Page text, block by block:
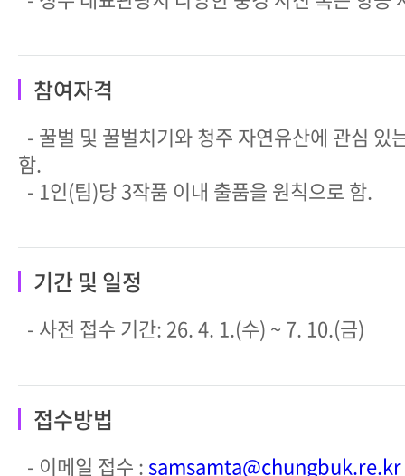
참여자격
- 꿀벌 및 꿀벌치기와 청주 자연유산에 관심 있
함.
- 1인(팀)당 3작품 이내 출품을 원칙으로 함.
기간 및 일정
- 사전 접수 기간: 26. 4. 1.(수) ~ 7. 10.(금)
접수방법
- 이메일 접수 :samsamta@chungbuk.re.kr